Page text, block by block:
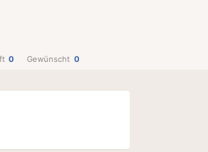
0 Gewünscht 0